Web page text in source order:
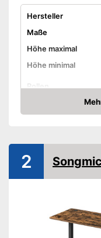
Hersteller
Maße
Höhe maximal
Höhe minimal
Rollen
Amazon
2